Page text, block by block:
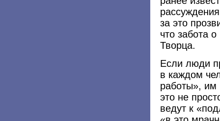
за это
что забота
Творца.
Если люди
в каждом
работы», им
это не
ведут к